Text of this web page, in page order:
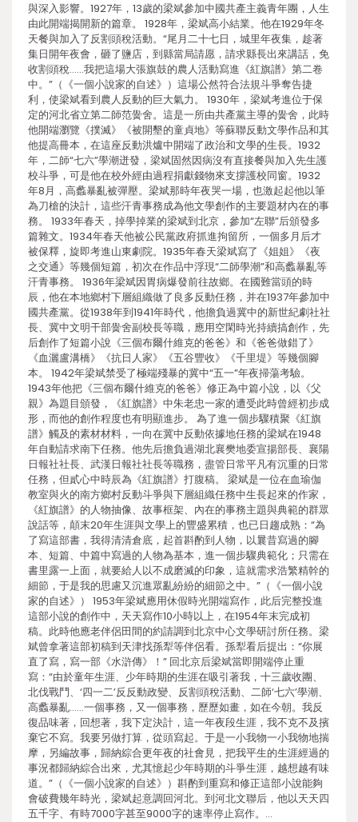
與深入影響。1927年，13歲的梁斌參加中國共產主義青年團，人生
由此開端揭開新的篇章。 1928年，梁斌高小結業。他在1929年冬
天餐與加入了反割頭稅活動。“尾月二十七日，城里年夜集，趁著
集日開年夜會，砸了鹽店，到縣當局請愿，請求縣長出來講話，免
收割頭稅……我把這場大張旗鼓的農人活動寫進《紅旗譜》第二卷
中。”（《一個小說家的自述》）這場公然符合法規斗爭奪告捷
利，使梁斌看到農人反動的巨大氣力。 1930年，梁斌考進位于保
定的河北省立第二師范黌舍。這是一所由共產黨主導的黌舍，此時
他開端瀏覽《撲滅》《被開墾的童貞地》等蘇聯反動文學作品和其
他提高冊本，在這座反動洪爐中開端了政治和文學的生長。1932
年，二師“七六”學潮迸發，梁斌固然因病沒有直接餐與加入先生護
校斗爭，可是他在校外經由過程捐獻錢物來支撐護校同窗。1932
年8月，高蠡暴亂被彈壓。梁斌那時年夜哭一場，也激起起他以筆
為刀槍的決計，這些汗青事務成為他文學創作的主要題材內在的事
務。 1933年春天，掉學掉業的梁斌到北京，參加“左聯”后頒發多
篇雜文。1934年春天他被公民黨政府抓進拘留所，一個多月后才
被保釋，旋即考進山東劇院。1935年春天梁斌寫了《姐姐》《夜
之交通》等幾個短篇，初次在作品中浮現“二師學潮”和高蠡暴亂等
汗青事務。 1936年梁斌因胃病爆發前往故鄉。在國難當頭的時
辰，他在本地鄉村下層組織做了良多反動任務，并在1937年參加中
國共產黨。從1938年到1941年時代，他擔負過冀中的新世紀劇社社
長、冀中文明干部黌舍副校長等職，應用空閑時光持續搞創作，先
后創作了短篇小說《三個布爾什維克的爸爸》和《爸爸做錯了》
《血灑盧溝橋》《抗日人家》《五谷豐收》《千里堤》等幾個腳
本。 1942年梁斌禁受了極端殘暴的冀中“五一”年夜掃蕩考驗。
1943年他把《三個布爾什維克的爸爸》修正為中篇小說，以《父
親》為題目頒發，《紅旗譜》中朱老忠一家的遭受此時曾經初步成
形，而他的創作程度也有明顯進步。 為了進一個步驟積聚《紅旗
譜》觸及的素材材料，一向在冀中反動依據地任務的梁斌在1948
年自動請求南下任務。他先后擔負過湖北襄樊地委宣揚部長、襄陽
日報社社長、武漢日報社社長等職務，盡管日常平凡有沉重的日常
任務，但貳心中時辰為《紅旗譜》打腹稿。 梁斌是一位在血瑜伽
教室與火的南方鄉村反動斗爭與下層組織任務中生長起來的作家，
《紅旗譜》的人物抽像、故事框架、內在的事務主題與典範的群眾
說話等，顛末20年生涯與文學上的豐盛累積，也已日趨成熟：“為
了寫這部書，我得清清倉底，起首斟酌到人物，以曩昔寫過的腳
本、短篇、中篇中寫過的人物為基本，進一個步驟典範化；只需在
書里露一上面，就要給人以不成磨滅的印象，這就需求浩繁精幹的
細節，于是我的思慮又沉進眾亂紛紛的細節之中。”（《一個小說
家的自述》） 1953年梁斌應用休假時光開端寫作，此后完整投進
這部小說的創作中，天天寫作10小時以上，在1954年末完成初
稿。此時他應老伴侶田間的約請調到北京中心文學研討所任務。梁
斌曾拿著這部初稿到天津找孫犁等伴侶看。孫犁看后提出：“你展
直了寫，寫一部《水滸傳》！” 回北京后梁斌當即開端停止重
寫：“由於童年生涯、少年時期的生涯在吸引著我，十三歲收團、
北伐戰鬥、‘四一二’反反動政變、反割頭稅活動、二師‘七六’學潮、
高蠡暴亂……一個事務，又一個事務，歷歷如畫，如在今朝。我反
復品味著，回想著，我下定決計，這一年夜段生涯，我不克不及擯
棄它不寫。我要另做打算，從頭寫起。于是一小我物一小我物地揣
摩，另編故事，歸納綜合更年夜的社會見，把我平生的生涯經過的
事況都歸納綜合出來，尤其憶起少年時期的斗爭生涯，越想越有味
道。”（《一個小說家的自述》）斟酌到重寫和修正這部小說能夠
會破費幾年時光，梁斌起意調回河北。到河北文聯后，他以天天四
五千字、有時7000字甚至9000字的速率停止寫作。…